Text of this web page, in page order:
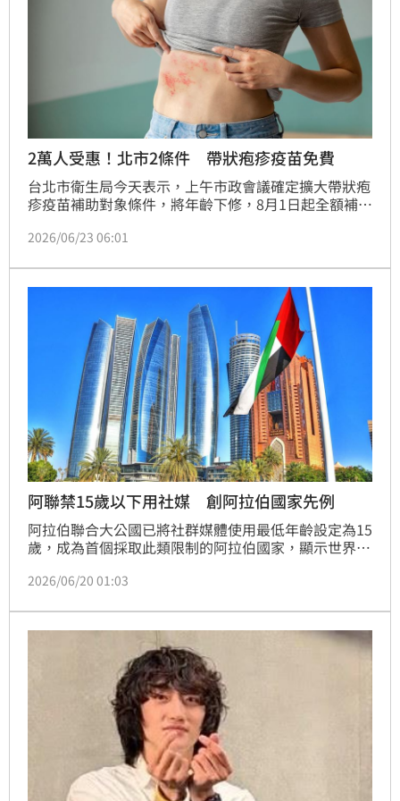
2萬人受惠！北市2條件 帶狀疱疹疫苗免費
台北市衛生局今天表示，上午市政會議確定擴大帶狀疱
疹疫苗補助對象條件，將年齡下修，8月1日起全額補助
苗，預計2.1萬人受惠。
2026/06/23 06:01
阿聯禁15歲以下用社媒 創阿拉伯國家先例
阿拉伯聯合大公國已將社群媒體使用最低年齡設定為15
歲，成為首個採取此類限制的阿拉伯國家，顯示世界各
2026/06/20 01:03